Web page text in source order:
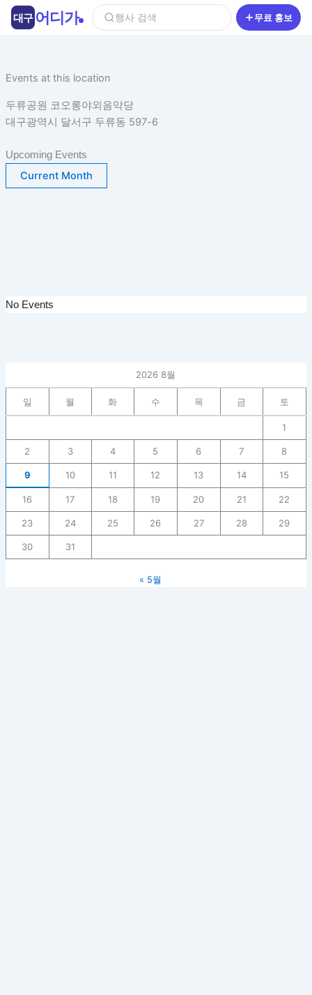
건
뛰
기
Events at this location
두류공원 코오롱야외음악당
대구광역시 달서구 두류동 597-6
Upcoming Events
Current Month
No Events
2026 8월
일 월 화 수 목 금 토
1
2 3 4 5 6 7 8
9 10 11 12 13 14 15
16 17 18 19 20 21 22
23 24 25 26 27 28 29
30 31
« 5월
대구 어디가 행사 검색 무료 홍보